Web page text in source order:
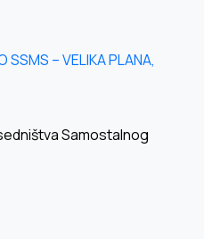
SSMS – VELIKA PLANA,
Samostalnog